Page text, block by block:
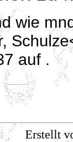
wie
auf .
Erstellt